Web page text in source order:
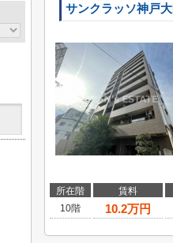
サンクラッソ神戸
所在階 賃料
10階
10.2万円